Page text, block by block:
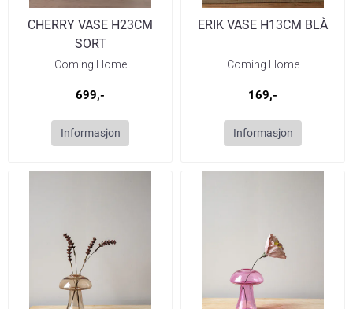
CHERRY VASE H23CM
SORT
Coming Home
699,-
Informasjon
ERIK VASE H13CM BLÅ
Coming Home
169,-
Informasjon